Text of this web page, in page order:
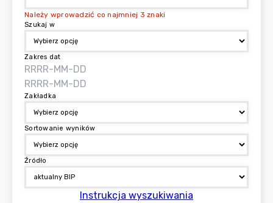
Należy wprowadzić co najmniej 3 znaki
Szukaj w
Zakres dat
Zakładka
Sortowanie wyników
Źródło
Instrukcja wyszukiwania